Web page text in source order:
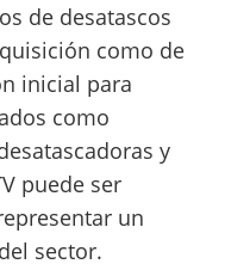
de desatascos
como de
inicial para
como
y
puede ser
un
sector.